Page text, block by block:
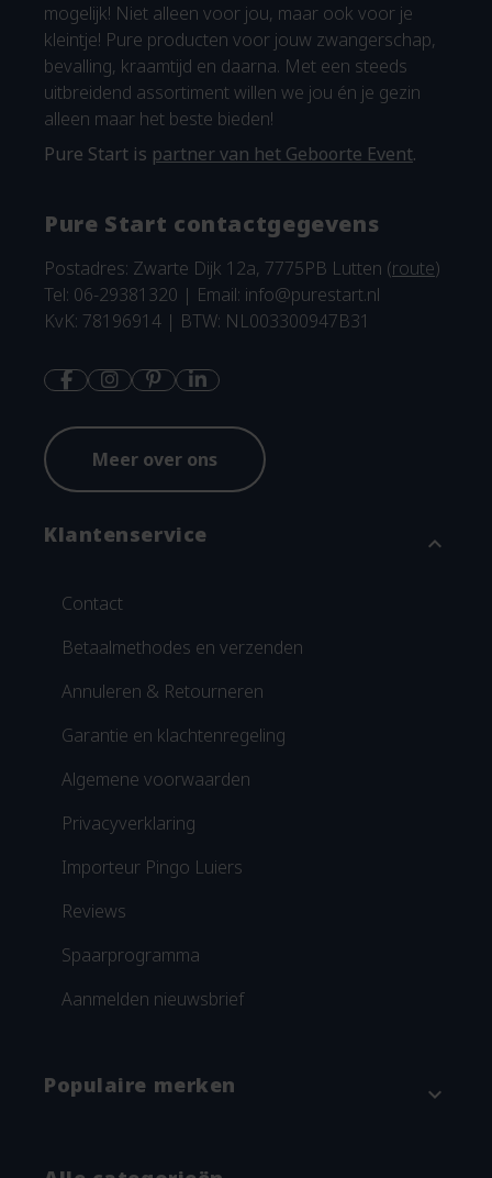
mogelijk! Niet alleen voor jou, maar ook voor je
kleintje! Pure producten voor jouw zwangerschap,
bevalling, kraamtijd en daarna. Met een steeds
uitbreidend assortiment willen we jou én je gezin
alleen maar het beste bieden!
Pure Start is partner van het Geboorte Event.
Pure Start contactgegevens
Postadres: Zwarte Dijk 12a, 7775PB Lutten (route)
Tel: 06-29381320 | Email: info@purestart.nl
KvK: 78196914 | BTW: NL003300947B31
Meer over ons
Klantenservice expand_more
Contact
Betaalmethodes en verzenden
Annuleren & Retourneren
Garantie en klachtenregeling
Algemene voorwaarden
Privacyverklaring
Importeur Pingo Luiers
Reviews
Spaarprogramma
Aanmelden nieuwsbrief
Populaire merken expand_more